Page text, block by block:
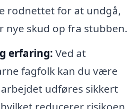
rodnettet for at undgå,
nye skud op fra stubben.
erfaring: Ved at
fagfolk kan du være
udføres sikkert